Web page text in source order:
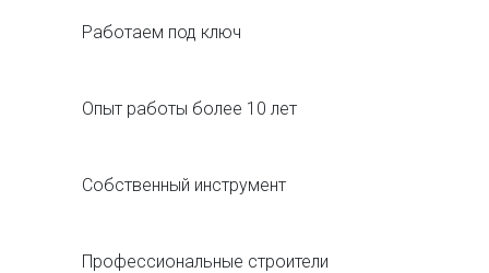
Работаем под ключ
Опыт работы более 10 лет
Собственный инструмент
Профессиональные строители